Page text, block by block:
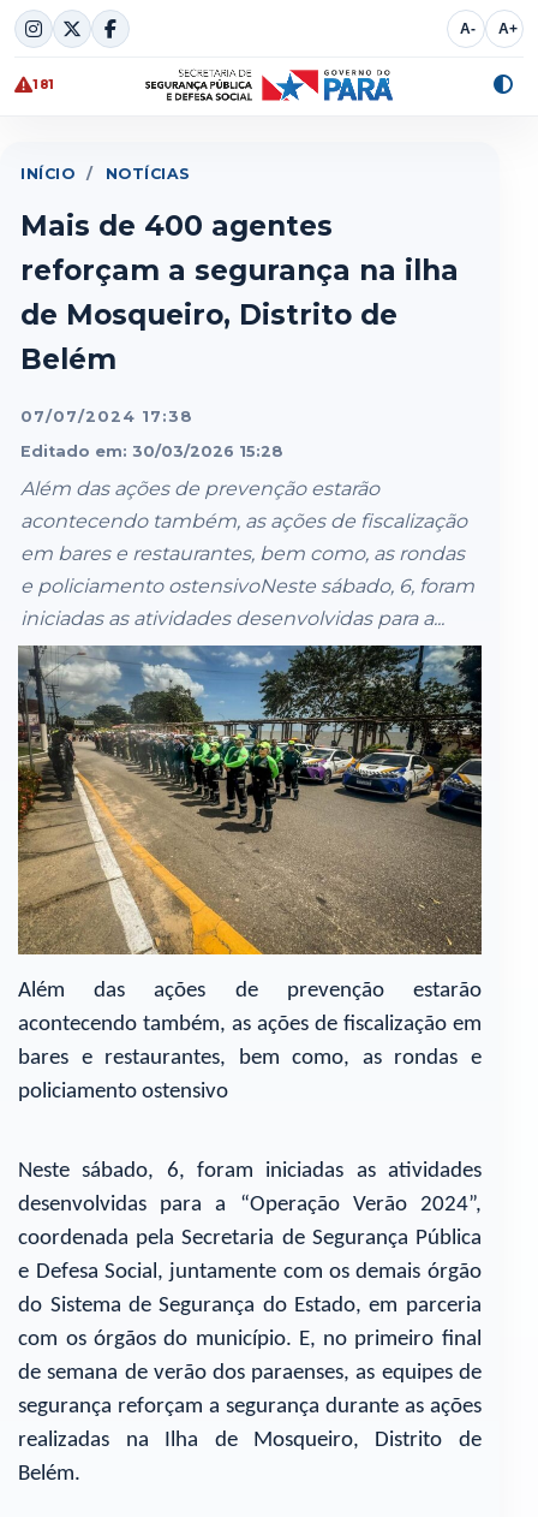
Skip
to
content
A- A+
181
INÍCIO / NOTÍCIAS
Mais de 400 agentes
reforçam a segurança na ilha
de Mosqueiro, Distrito de
Belém
07/07/2024 17:38
Editado em: 30/03/2026 15:28
Além das ações de prevenção estarão
acontecendo também, as ações de fiscalização
em bares e restaurantes, bem como, as rondas
e policiamento ostensivoNeste sábado, 6, foram
iniciadas as atividades desenvolvidas para a...
Além das ações de prevenção estarão
acontecendo também, as ações de fiscalização em
bares e restaurantes, bem como, as rondas e
policiamento ostensivo
Neste sábado, 6, foram iniciadas as atividades
desenvolvidas para a “Operação Verão 2024”,
coordenada pela Secretaria de Segurança Pública
e Defesa Social, juntamente com os demais órgão
do Sistema de Segurança do Estado, em parceria
com os órgãos do município. E, no primeiro final
de semana de verão dos paraenses, as equipes de
segurança reforçam a segurança durante as ações
realizadas na Ilha de Mosqueiro, Distrito de
Belém.